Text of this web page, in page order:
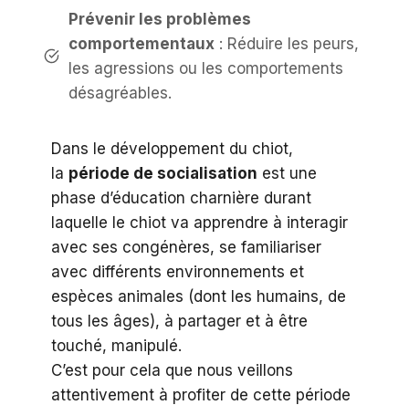
Prévenir les problèmes
comportementaux : Réduire les peurs,
les agressions ou les comportements
désagréables.
Dans le développement du chiot,
la période de socialisation est une
phase d’éducation charnière durant
laquelle le chiot va apprendre à interagir
avec ses congénères, se familiariser
avec différents environnements et
espèces animales (dont les humains, de
tous les âges), à partager et à être
touché, manipulé.
C’est pour cela que nous veillons
attentivement à profiter de cette période